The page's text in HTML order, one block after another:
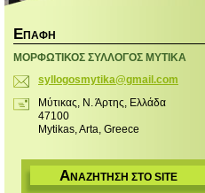
ΕΠΑΦΉ
ΜΟΡΦΩΤΙΚΟΣ ΣΥΛΛΟΓΟΣ ΜΥΤΙΚΑ
syllogosmytika@gmail.com
Μύτικας, Ν. Άρτης, Ελλάδα
47100
Mytikas, Arta, Greece
ΑΝΑΖΉΤΗΣΗ ΣΤΟ SITE